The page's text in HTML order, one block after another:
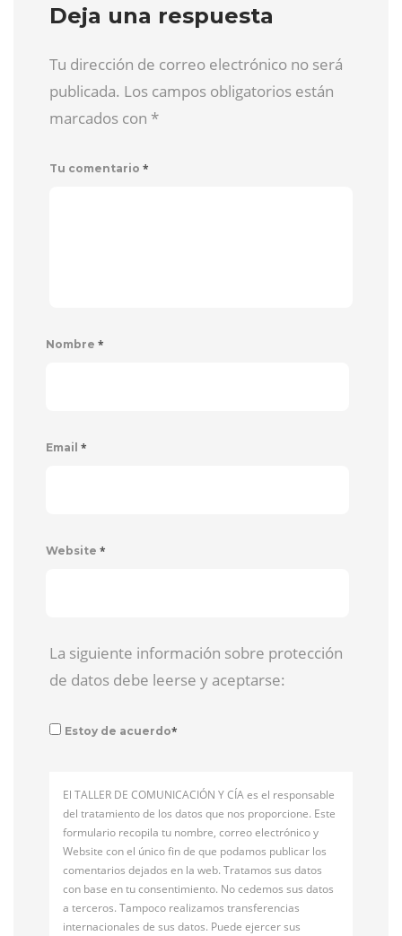
Deja una respuesta
Tu dirección de correo electrónico no será
publicada. Los campos obligatorios están
marcados con *
Tu comentario *
Nombre *
Email *
Website *
La siguiente información sobre protección
de datos debe leerse y aceptarse:
Estoy de acuerdo*
El TALLER DE COMUNICACIÓN Y CÍA es el responsable
del tratamiento de los datos que nos proporcione. Este
formulario recopila tu nombre, correo electrónico y
Website con el único fin de que podamos publicar los
comentarios dejados en la web. Tratamos sus datos
con base en tu consentimiento. No cedemos sus datos
a terceros. Tampoco realizamos transferencias
internacionales de sus datos. Puede ejercer sus